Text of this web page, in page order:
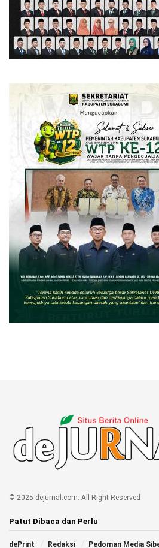
© 2025 dejurnal.com. All Right Reserved
Patut Dibaca dan Perlu
dePrint Redaksi Pedoman Media